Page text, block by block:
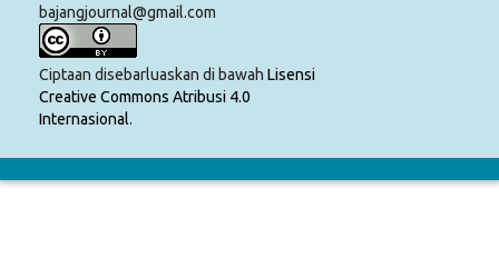
bajangjournal@gmail.com
Ciptaan disebarluaskan di bawah Lisensi
Creative Commons Atribusi 4.0
Internasional.